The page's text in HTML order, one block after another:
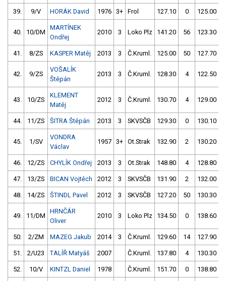
39. 9/V HORÁK David 1976 3+ Frol 127.10 0 125.00
40. 10/DM
MARTÍNEK
Ondřej
2010 3 Loko Plz 141.20 56 123.30
41. 8/ZS KASPER Matěj 2013 3 Č.Kruml. 125.00 50 127.70
42. 9/ZS
VOŠALÍK
Štěpán
2013 3 Č.Kruml. 128.30 4 122.50
43. 10/ZS
KLEMENT
Matěj
2012 3 Č.Kruml. 130.70 4 129.00
44. 11/ZS ŠITRA Štěpán 2013 3 SKVSČB 129.30 0 130.10
45. 1/SV
VONDRA
Václav
1957 3+ Ot.Strak 132.90 2 130.20
46. 12/ZS CHYLÍK Ondřej 2013 3 Ot.Strak 148.80 4 128.80
47. 13/ZS BICAN Vojtěch 2012 3 SKVSČB 131.90 2 132.00
48. 14/ZS ŠTINDL Pavel 2012 3 SKVSČB 127.20 50 130.30
49. 11/DM
HRNČÁR
Oliver
2010 3 Loko Plz 134.50 0 138.60
50. 2/ZM MAZEG Jakub 2014 3 Č.Kruml. 129.60 14 127.90
51. 2/U23 TALÍŘ Matyáš 2007 Č.Kruml. 137.80 4 130.30
52. 10/V KINTZL Daniel 1978 Č.Kruml. 151.70 0 138.80